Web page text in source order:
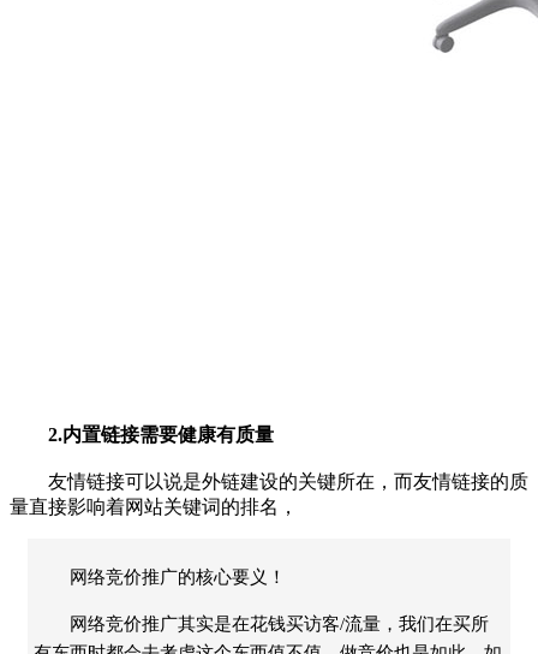
2.内置链接需要健康有质量
友情链接可以说是外链建设的关键所在，而友情链接的质
量直接影响着网站关键词的排名，
网络竞价推广的核心要义！
网络竞价推广其实是在花钱买访客/流量，我们在买所